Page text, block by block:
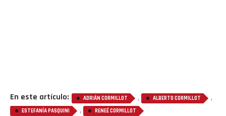
En este artículo: ADRIÁN CORMILLOT , ALBERTO CORMILLOT ,
ESTEFANÍA PASQUINI , RENEÉ CORMILLOT